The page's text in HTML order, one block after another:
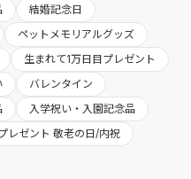
結婚記念日
ペットメモリアルグッズ
生まれて1万日目プレゼント
バレンタイン
入学祝い・入園記念品
レゼント 敬老の日/内祝